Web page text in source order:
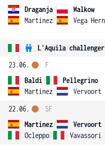
Draganja/
Walkow
Martinez/
L'Aquila challenger
23.06.
Baldi/
Pellegrino
Martinez/ Vervoort
F
22.06.
Martinez/
Vervoort
Ocleppo/ Vavassori
SF